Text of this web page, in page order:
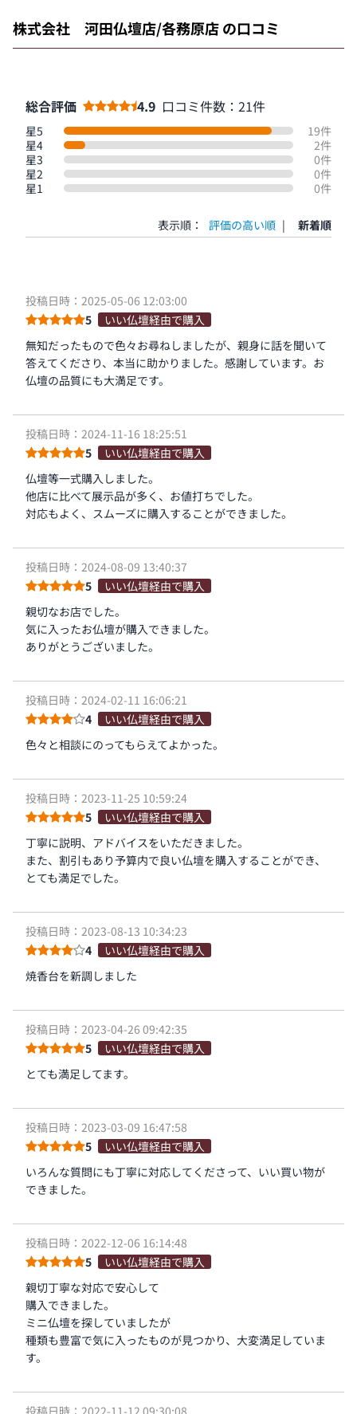
株式会社 河田仏壇店/各務原店 の口コミ
総合評価 4.9 口コミ件数：21件
星5
19件
星4
2件
星3
0件
星2
0件
星1
0件
表示順： 評価の高い順 | 新着順
投稿日時：2025-05-06 12:03:00
5
いい仏壇経由で購入
無知だったもので色々お尋ねしましたが、親身に話を聞いて
答えてくださり、本当に助かりました。感謝しています。お
仏壇の品質にも大満足です。
投稿日時：2024-11-16 18:25:51
5
いい仏壇経由で購入
仏壇等一式購入しました。
他店に比べて展示品が多く、お値打ちでした。
対応もよく、スムーズに購入することができました。
投稿日時：2024-08-09 13:40:37
5
いい仏壇経由で購入
親切なお店でした。
気に入ったお仏壇が購入できました。
ありがとうございました。
投稿日時：2024-02-11 16:06:21
4
いい仏壇経由で購入
色々と相談にのってもらえてよかった。
投稿日時：2023-11-25 10:59:24
5
いい仏壇経由で購入
丁寧に説明、アドバイスをいただきました。
また、割引もあり予算内で良い仏壇を購入することができ、
とても満足でした。
投稿日時：2023-08-13 10:34:23
4
いい仏壇経由で購入
焼香台を新調しました
投稿日時：2023-04-26 09:42:35
5
いい仏壇経由で購入
とても満足してます。
投稿日時：2023-03-09 16:47:58
5
いい仏壇経由で購入
いろんな質問にも丁寧に対応してくださって、いい買い物が
できました。
投稿日時：2022-12-06 16:14:48
5
いい仏壇経由で購入
親切丁寧な対応で安心して
購入できました。
ミニ仏壇を探していましたが
種類も豊富で気に入ったものが見つかり、大変満足していま
す。
投稿日時：2022-11-12 09:30:08